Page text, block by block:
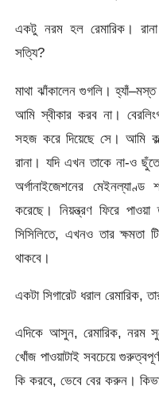
একটু নরম হল রেমারিক।
সত্যি?
মাথা ঝাঁকালেন গুগলি।
আমি স্বীকার করব না।
সহজ করে দিয়েছে সে। আমি
রানা। যদি এখন তাকে না-ও
অর্গানাইজেশনের
করেছে। নিয়ন্ত্রণ ফিরে
সিসিলিতে, এখনও তার ক্ষমতা
থাকবে।
একটা সিগারেট ধরাল রেমারিক,
এদিকে আসুন, রেমারিক, নরম
খোঁজ পাওয়াটাই সবচেয়ে
কি করবে, ভেবে বের করুন।